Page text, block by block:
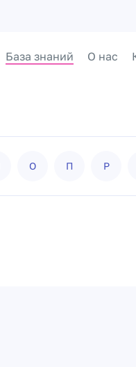
База знаний О нас
О П Р